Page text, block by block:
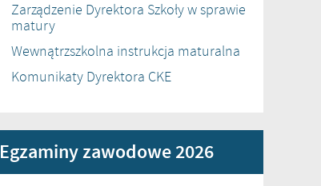
Zarządzenie Dyrektora Szkoły w sprawie
matury
Wewnątrzszkolna instrukcja maturalna
Komunikaty Dyrektora CKE
Egzaminy zawodowe 2026